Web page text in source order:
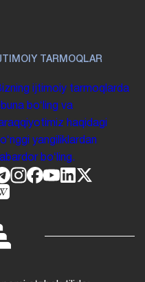
TARMOQLAR
ijtimoiy tarmoqlarda
boʻling va
haqidagi
yangiliklardan
boʻling.